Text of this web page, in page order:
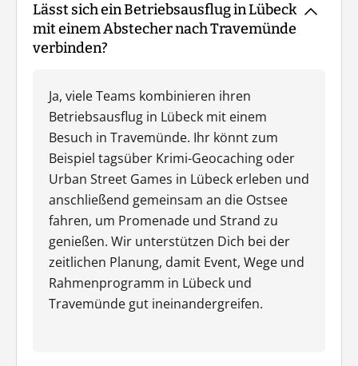
Lässt sich ein Betriebsausflug in Lübeck
mit einem Abstecher nach Travemünde
verbinden?
Ja, viele Teams kombinieren ihren
Betriebsausflug in Lübeck mit einem
Besuch in Travemünde. Ihr könnt zum
Beispiel tagsüber Krimi-Geocaching oder
Urban Street Games in Lübeck erleben und
anschließend gemeinsam an die Ostsee
fahren, um Promenade und Strand zu
genießen. Wir unterstützen Dich bei der
zeitlichen Planung, damit Event, Wege und
Rahmenprogramm in Lübeck und
Travemünde gut ineinandergreifen.